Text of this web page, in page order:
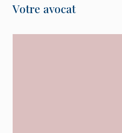
Votre avocat